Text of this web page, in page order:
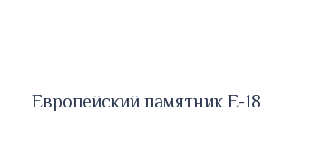
Европейский памятник E-18